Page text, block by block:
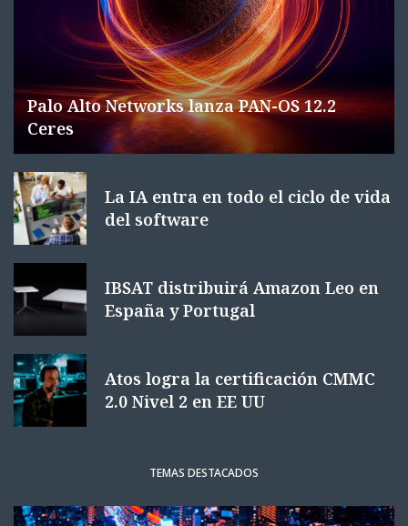
Palo Alto Networks lanza PAN-OS 12.2
Ceres
La IA entra en todo el ciclo de vida
del software
IBSAT distribuirá Amazon Leo en
España y Portugal
Atos logra la certificación CMMC
2.0 Nivel 2 en EE UU
TEMAS DESTACADOS